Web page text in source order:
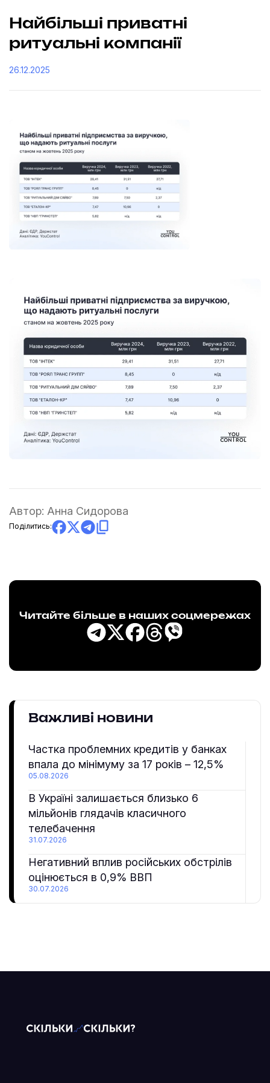
Найбільші приватні
ритуальні компанії
26.12.2025
Автор: Анна Сидорова
Поділитись:
Читайте більше в наших соцмережах
Важливі новини
Частка проблемних кредитів у банках
впала до мінімуму за 17 років – 12,5%
05.08.2026
В Україні залишається близько 6
мільйонів глядачів класичного
телебачення
31.07.2026
Негативний вплив російських обстрілів
оцінюється в 0,9% ВВП
30.07.2026